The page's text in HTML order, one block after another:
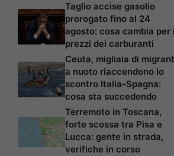
Taglio accise gasolio
prorogato fino al 24
agosto: cosa cambia per i
prezzi dei carburanti
Ceuta, migliaia di
a nuoto riaccendono lo
scontro Italia-Spagna:
cosa sta succedendo
Terremoto in Toscana,
forte scossa tra Pisa e
Lucca: gente in strada,
verifiche in corso